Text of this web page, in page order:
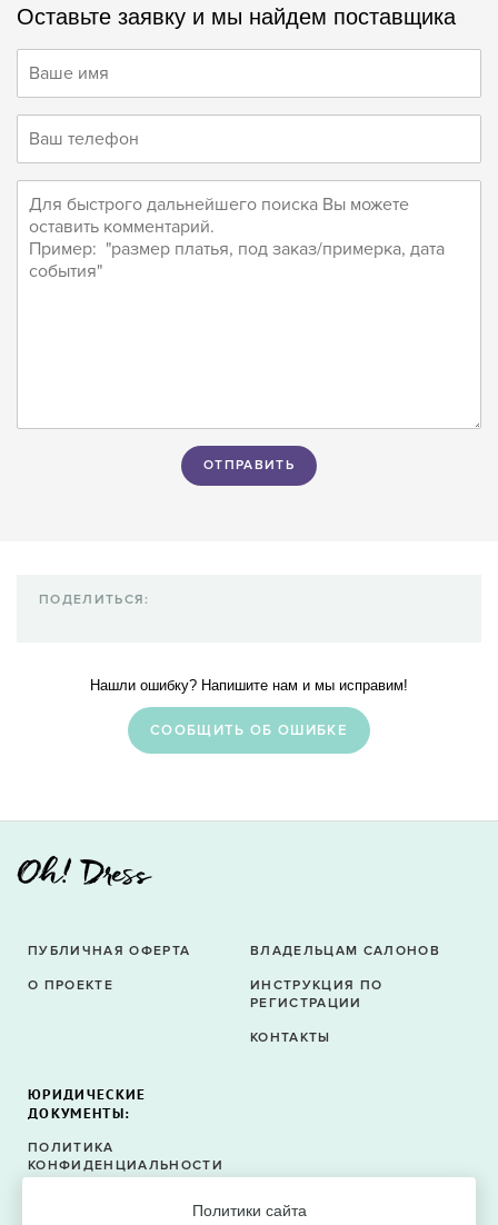
Оставьте заявку и мы найдем поставщика
Нашли ошибку? Напишите нам и мы исправим!
CООБЩИТЬ ОБ ОШИБКЕ
ПОДЕЛИТЬСЯ:
Политики сайта
ПУБЛИЧНАЯ ОФЕРТА
О ПРОЕКТЕ
ВЛАДЕЛЬЦАМ САЛОНОВ
ИНСТРУКЦИЯ ПО
РЕГИСТРАЦИИ
КОНТАКТЫ
ЮРИДИЧЕСКИЕ
ДОКУМЕНТЫ:
ПОЛИТИКА
КОНФИДЕНЦИАЛЬНОСТИ